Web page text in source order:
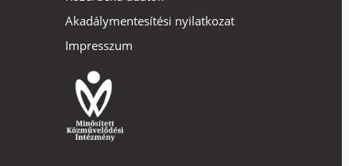
Akadálymentesítési nyilatkozat
Impresszum